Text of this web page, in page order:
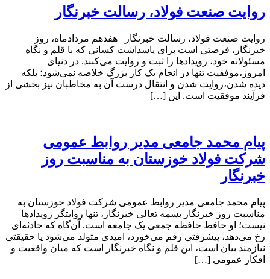
روایت صنعت فولاد،‌ رسالت خبرنگار
روایت صنعت فولاد،‌ رسالت خبرنگار هفدهم مردادماه، روز
خبرنگار، فرصتی است برای پاسداشت کسانی که با قلم و نگاه
مسئولانه خود، رویدادها را ثبت و روایت می‌کنند. در دنیای
امروز،موفقیت تنها در انجام یک کار بزرگ خلاصه نمی‌شود؛ بلکه
دیده شدن،روایت شدن و انتقال درست آن به مخاطبان نیز بخشی از
فرآیند موفقیت است. این […]
پیام محمد جامعی مدیر روابط عمومی
شرکت فولاد خوزستان به مناسبت روز
خبرنگار
پیام محمد جامعی مدیر روابط عمومی شرکت فولاد خوزستان به
مناسبت روز خبرنگار بسمه تعالی خبرنگار، تنها روایتگر رویدادها
نیست؛ او حافظ حافظه جمعی یک جامعه است. آن‌گاه که حادثه‌ای
رخ می‌دهد، پیشرفتی رقم می‌خورد، امیدی متولد می‌شود یا حقیقتی
نیازمند بیان است، این قلم و نگاه خبرنگار است که میان واقعیت و
افکار عمومی […]